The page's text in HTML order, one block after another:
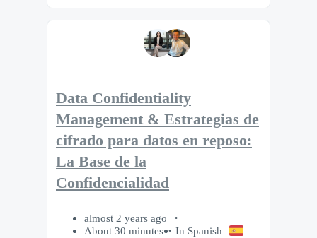
Data Confidentiality
Management & Estrategias de
cifrado para datos en reposo:
La Base de la
Confidencialidad
almost 2 years ago
About 30 minutes
In Spanish